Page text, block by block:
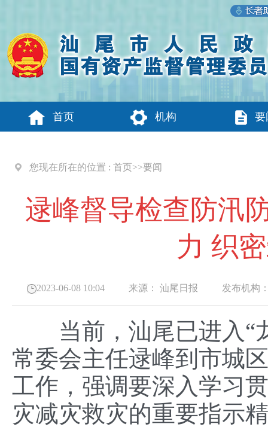
首页 机构 要
您现在所在的位置 : 首页>>要闻
逯峰督导检查防汛
力 织
2023-06-08 10:04 来源： 汕尾日报 发布机构
当前，汕尾已进入“龙
常委会主任逯峰到市城
工作，强调要深入学习
灾减灾救灾的重要指示